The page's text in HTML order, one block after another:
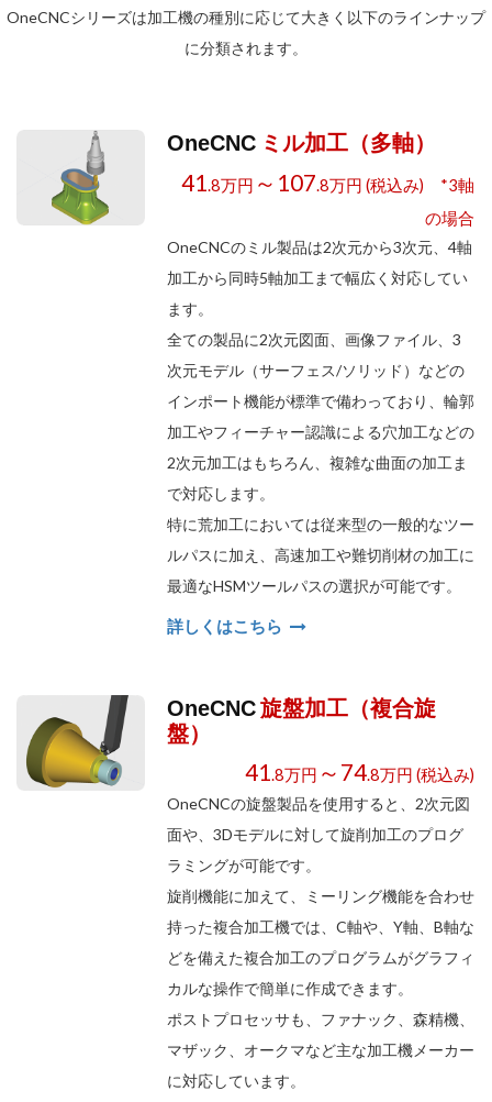
OneCNCシリーズは加工機の種別に応じて大きく以下のラインナップ
に分類されます。
OneCNC ミル加工（多軸）
41.8万円 ～107.8万円 (税込み) *3軸
の場合
OneCNCのミル製品は2次元から3次元、4軸
加工から同時5軸加工まで幅広く対応してい
ます。
全ての製品に2次元図面、画像ファイル、3
次元モデル（サーフェス/ソリッド）などの
インポート機能が標準で備わっており、輪郭
加工やフィーチャー認識による穴加工などの
2次元加工はもちろん、複雑な曲面の加工ま
で対応します。
特に荒加工においては従来型の一般的なツー
ルパスに加え、高速加工や難切削材の加工に
最適なHSMツールパスの選択が可能です。
詳しくはこちら
OneCNC旋盤加工（複合旋
盤）
41.8万円 ～74.8万円 (税込み)
OneCNCの旋盤製品を使用すると、2次元図
面や、3Dモデルに対して旋削加工のプログ
ラミングが可能です。
旋削機能に加えて、ミーリング機能を合わせ
持った複合加工機では、C軸や、Y軸、B軸な
どを備えた複合加工のプログラムがグラフィ
カルな操作で簡単に作成できます。
ポストプロセッサも、ファナック、森精機、
マザック、オークマなど主な加工機メーカー
に対応しています。